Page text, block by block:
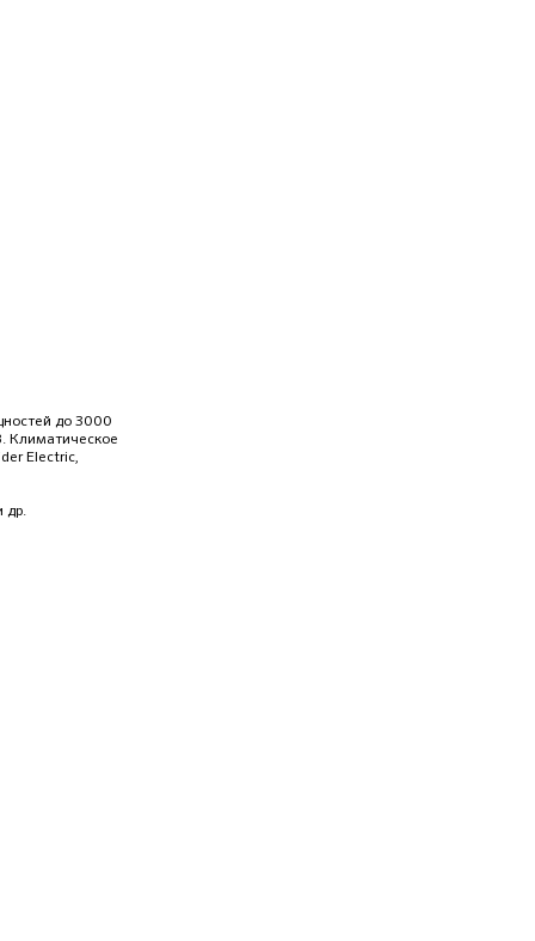
до 3000
Климатическое
Electric,
др.